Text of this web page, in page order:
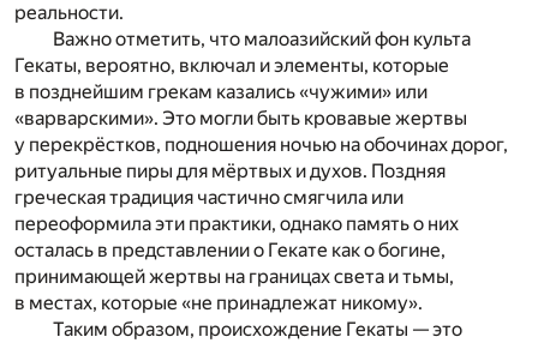
реальности.
Важно отметить, что малоазийский фон культа
Гекаты, вероятно, включал и элементы, которые
в позднейшим грекам казались «чужими» или
«варварскими». Это могли быть кровавые жертвы
у перекрёстков, подношения ночью на обочинах дорог,
ритуальные пиры для мёртвых и духов. Поздняя
греческая традиция частично смягчила или
переоформила эти практики, однако память о них
осталась в представлении о Гекате как о богине,
принимающей жертвы на границах света и тьмы,
в местах, которые «не принадлежат никому».
Таким образом, происхождение Гекаты — это